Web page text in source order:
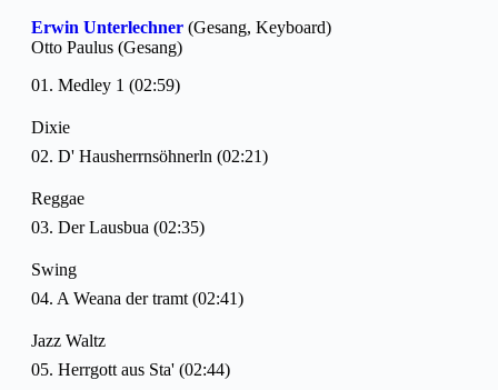
Erwin Unterlechner (Gesang, Keyboard)
Otto Paulus (Gesang)
01. Medley 1 (02:59)
Dixie
02. D' Hausherrnsöhnerln (02:21)
Reggae
03. Der Lausbua (02:35)
Swing
04. A Weana der tramt (02:41)
Jazz Waltz
05. Herrgott aus Sta' (02:44)